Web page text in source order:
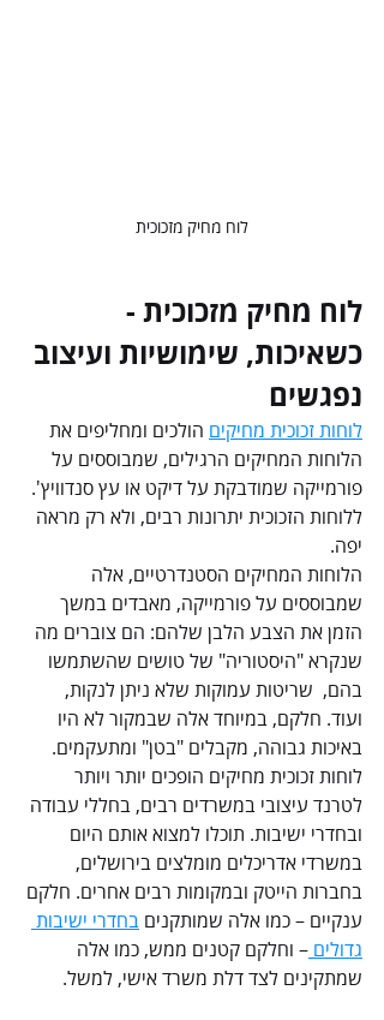
לוח מחיק מזכוכית
לוח מחיק מזכוכית -
כשאיכות, שימושיות ועיצוב
נפגשים
לוחות זכוכית מחיקים הולכים ומחליפים את
הלוחות המחיקים הרגילים, שמבוססים על
פורמייקה שמודבקת על דיקט או עץ סנדוויץ'.
ללוחות הזכוכית יתרונות רבים, ולא רק מראה
יפה.
הלוחות המחיקים הסטנדרטיים, אלה
שמבוססים על פורמייקה, מאבדים במשך
הזמן את הצבע הלבן שלהם: הם צוברים מה
שנקרא "היסטוריה" של טושים שהשתמשו
בהם,  שריטות עמוקות שלא ניתן לנקות,
ועוד. חלקם, במיוחד אלה שבמקור לא היו
באיכות גבוהה, מקבלים "בטן" ומתעקמים.
לוחות זכוכית מחיקים הופכים יותר ויותר
לטרנד עיצובי במשרדים רבים, בחללי עבודה
ובחדרי ישיבות. תוכלו למצוא אותם היום
במשרדי אדריכלים מומלצים בירושלים,
בחברות הייטק ובמקומות רבים אחרים. חלקם
ענקיים – כמו אלה שמותקנים בחדרי ישיבות
גדולים – וחלקם קטנים ממש, כמו אלה
שמתקינים לצד דלת משרד אישי, למשל.